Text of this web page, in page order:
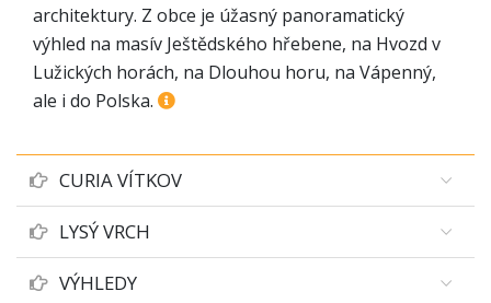
architektury. Z obce je úžasný panoramatický
výhled na masív Ještědského hřebene, na Hvozd v
Lužických horách, na Dlouhou horu, na Vápenný,
ale i do Polska.
CURIA VÍTKOV
LYSÝ VRCH
VÝHLEDY